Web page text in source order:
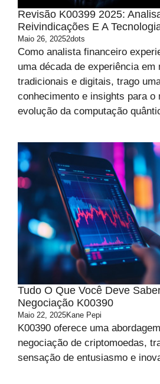
Revisão K00399 2025:
Reivindicações E A
Maio 26, 20252dots
Como analista financeiro
uma década de experiência em
tradicionais e digitais, trago
conhecimento e insights para o
evolução da computação
Tudo O Que Você Deve
Negociação K00390
Maio 22, 2025Kane Pepi
K00390 oferece uma
negociação de criptomoedas,
sensação de entusiasmo e